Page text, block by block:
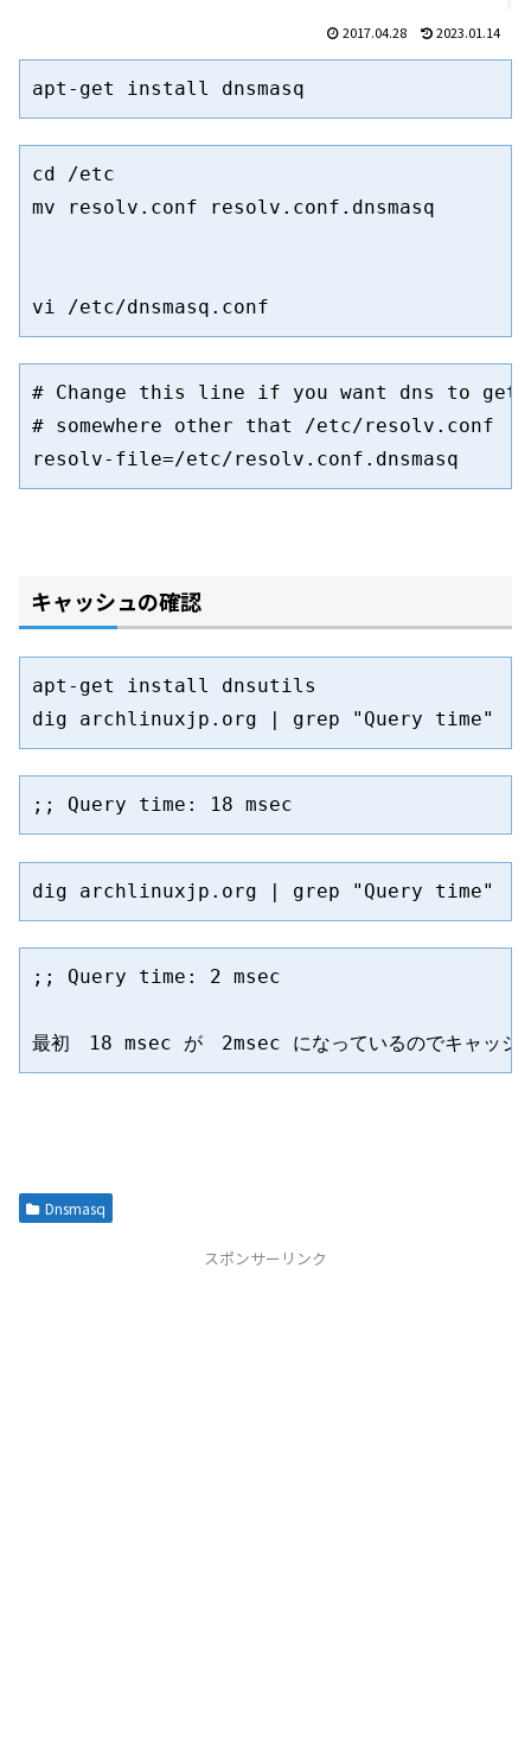
2017.04.28 2023.01.14
apt-get install dnsmasq
cd /etc
mv resolv.conf resolv.conf.dnsmasq
vi /etc/dnsmasq.conf
# Change this line if you want dns to get
# somewhere other that /etc/resolv.conf
resolv-file=/etc/resolv.conf.dnsmasq
キャッシュの確認
apt-get install dnsutils
dig archlinuxjp.org | grep "Query time"
dig archlinuxjp.org | grep "Query time"
;; Query time: 2 msec
最初　18 msec が　2msec になっているのでキャッシ
Dnsmasq
スポンサーリンク